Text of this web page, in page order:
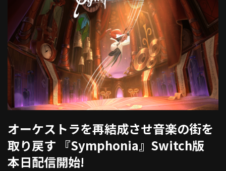
オーケストラを再結成させ音楽の街を
取り戻す 『Symphonia』Switch版
本日配信開始!